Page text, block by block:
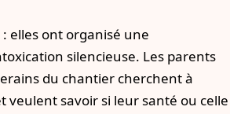
elles ont organisé une
silencieuse. Les parents
du chantier cherchent à
veulent savoir si leur santé ou celle